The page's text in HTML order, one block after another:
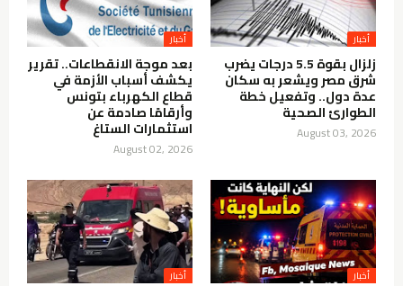
أخبار
زلزال بقوة 5.5 درجات يضرب
شرق مصر ويشعر به سكان
عدة دول.. وتفعيل خطة
الطوارئ الصحية
August 03, 2026
أخبار
بعد موجة الانقطاعات.. تقرير
يكشف أسباب الأزمة في
قطاع الكهرباء بتونس
وأرقامًا صادمة عن
استثمارات الستاغ
August 02, 2026
أخبار أخبار